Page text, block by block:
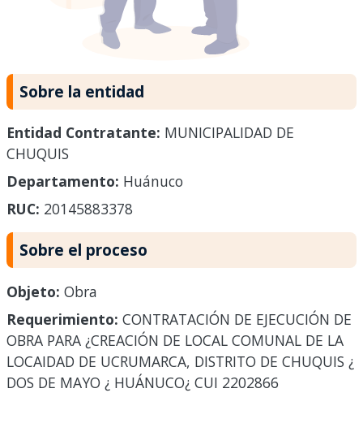
Sobre la entidad
Entidad Contratante: MUNICIPALIDAD DE
CHUQUIS
Departamento: Huánuco
RUC: 20145883378
Sobre el proceso
Objeto: Obra
Requerimiento: CONTRATACIÓN DE EJECUCIÓN DE
OBRA PARA ¿CREACIÓN DE LOCAL COMUNAL DE LA
LOCAIDAD DE UCRUMARCA, DISTRITO DE CHUQUIS ¿
DOS DE MAYO ¿ HUÁNUCO¿ CUI 2202866